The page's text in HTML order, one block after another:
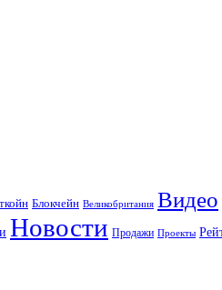
Блокчейн Великобритания Видео
Новости Продажи Проекты